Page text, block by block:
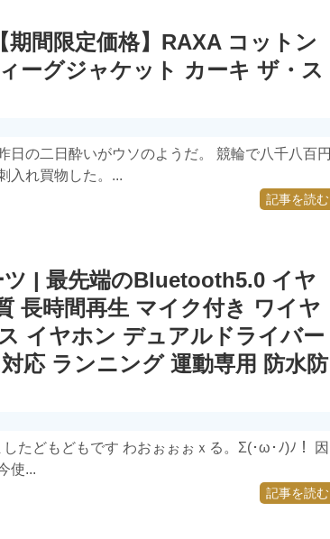
間限定価格】RAXA コットン
ーグジャケット カーキ ザ・ス
日の二日酔いがウソのようだ。 競輪で八千八百円
入れ買物した。...
記事を読む
| 最先端のBluetooth5.0 イヤ
長時間再生 マイク付き ワイヤ
イヤホン デュアルドライバー
応 ランニング 運動専用 防水防
たどもどもです わおぉぉぉｘる。Σ(･ω･ﾉ)ﾉ！ 因
使...
記事を読む